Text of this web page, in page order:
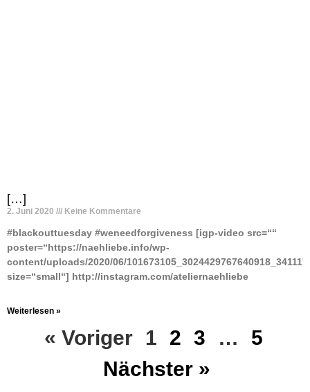
[…]
2. Juni 2020 Keine Kommentare
#blackouttuesday #weneedforgiveness [igp-video src=““
poster=“https://naehliebe.info/wp-
content/uploads/2020/06/
size=“small“] http://instagram.com/ateliernaehliebe
Weiterlesen »
« Voriger 1 2 3 …
5
Nächster »